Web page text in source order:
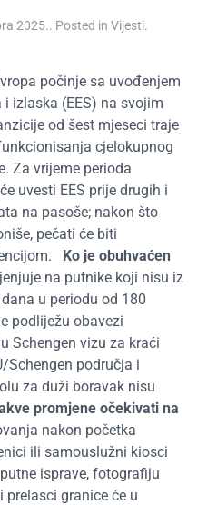
2025.. Posted in Vijesti.
počinje sa uvođenjem
izlaska (EES) na svojim
od šest mjeseci traje
cjelokupnog
Za vrijeme perioda
uvesti EES prije drugih i
na pasoše; nakon što
pečati će biti
Ko je obuhvaćen
na putnike koji nisu iz
u periodu od 180
podliježu obavezi
Schengen vizu za kraći
Schengen područja i
za duži boravak nisu
promjene očekivati na
nakon početka
ili samouslužni kiosci
isprave, fotografiju
prelasci granice će u